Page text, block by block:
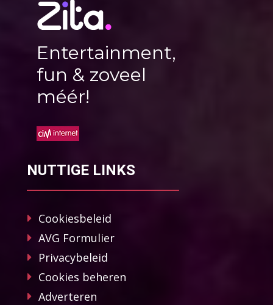
Entertainment,
fun & zoveel
méér!
NUTTIGE LINKS
Cookiesbeleid
AVG Formulier
Privacybeleid
Cookies beheren
Adverteren